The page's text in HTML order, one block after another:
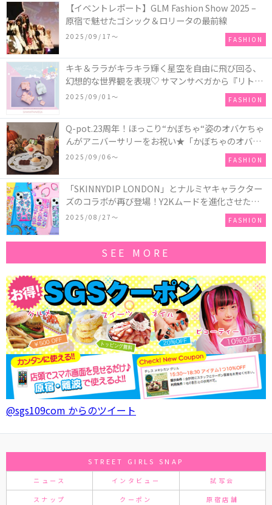
【イベントレポート】GLM Fashion Show 2025 –
原宿で魅せたゴシック＆ロリータの最前線
2025/09/17〜 FASHION
キキ＆ララがキラキラ輝く星空を自由に飛び回る、
幻想的な世界観を表現♡ サマンサベガから『リトル
ツインスターズ』50周年アニバーサリーイヤー』を
2025/09/01〜 FASHION
Q-pot.23周年！ほっこり“かぼちゃ“姿のオバケちゃ
んがアニバーサリーをお祝い★「かぼちゃのオバケ
ーキアクセサリー」が新発売！Q-pot CAFE.では
「かぼちゃのオバケーキプレート」も登場
2025/09/06〜 FASHION
「SKINNYDIP LONDON」とナルミヤキャラクター
ズのコラボが再び登場！Y2Kムードを進化させた新
作コレクションを発売♪
2025/08/27〜 FASHION
SEE MORE
@sgs109com からのツイート
STREET GIRLS SNAP
ニュース インタビュー 試写会
スナップ クーポン 原宿店舗